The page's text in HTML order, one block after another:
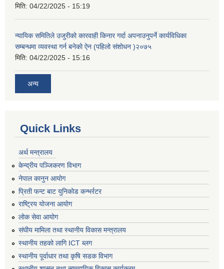
मिति: 04/22/2025 - 15:19
न्यायिक समितिले उजुरीको कारवाही किनार गर्दा अपनाउनुपर्ने कार्यविधिका
सम्बन्धमा व्यवस्था गर्न बनेको ऐन (पहिलो संशोधन )२०७५
मिति: 04/22/2025 - 15:16
अन्य
Quick Links
अर्थ मन्त्रालय
केन्द्रीय पञ्जिकरण विभाग
नेपाल कानुन आयोग
प्रिती फन्ट बाट युनिकोड कन्भर्रटर
राष्ट्रिय योजना आयोग
लोक सेवा आयोग
संघीय मामिला तथा स्थानीय विकास मन्त्रालय
स्थानीय तहको लागि ICT ब्लग
स्थानीय पूर्वाधार तथा कृषि सडक विभाग